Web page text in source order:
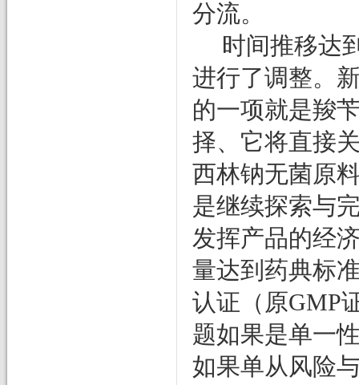
分流。
时间推移达
进行了调整。
的一项就是羧
择、它将直接
西林钠无菌原
是继续探索与
发挥产品的经
量达到药典标
认证（原GMP
题如果是单一
如果单从风险